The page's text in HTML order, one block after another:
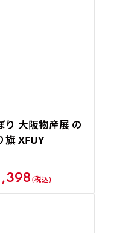
り 大阪物産展 の
旗 XFUY
(税込)